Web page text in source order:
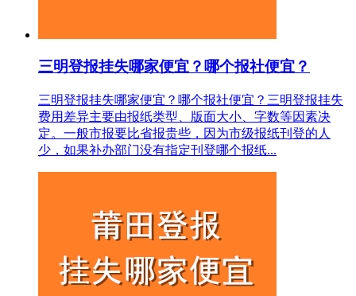
三明登报挂失哪家便宜？哪个报社便宜？
三明登报挂失哪家便宜？哪个报社便宜？三明登报挂失
费用差异主要由报纸类型、版面大小、字数等因素决
定。一般市报要比省报贵些，因为市级报纸刊登的人
少，如果补办部门没有指定刊登哪个报纸...